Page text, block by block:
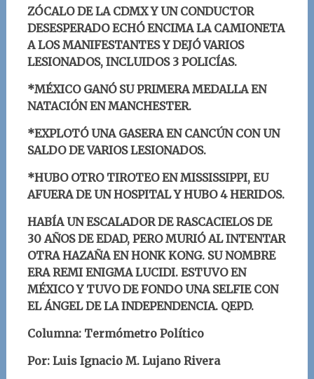
ZÓCALO DE LA CDMX Y UN CONDUCTOR
DESESPERADO ECHÓ ENCIMA LA CAMIONETA
A LOS MANIFESTANTES Y DEJÓ VARIOS
LESIONADOS, INCLUIDOS 3 POLICÍAS.
*MÉXICO GANÓ SU PRIMERA MEDALLA EN
NATACIÓN EN MANCHESTER.
*EXPLOTÓ UNA GASERA EN CANCÚN CON UN
SALDO DE VARIOS LESIONADOS.
*HUBO OTRO TIROTEO EN MISSISSIPPI, EU
AFUERA DE UN HOSPITAL Y HUBO 4 HERIDOS.
HABÍA UN ESCALADOR DE RASCACIELOS DE
30 AÑOS DE EDAD, PERO MURIÓ AL INTENTAR
OTRA HAZAÑA EN HONK KONG. SU NOMBRE
ERA REMI ENIGMA LUCIDI. ESTUVO EN
MÉXICO Y TUVO DE FONDO UNA SELFIE CON
EL ÁNGEL DE LA INDEPENDENCIA. QEPD.
Columna: Termómetro Político
Por: Luis Ignacio M. Lujano Rivera